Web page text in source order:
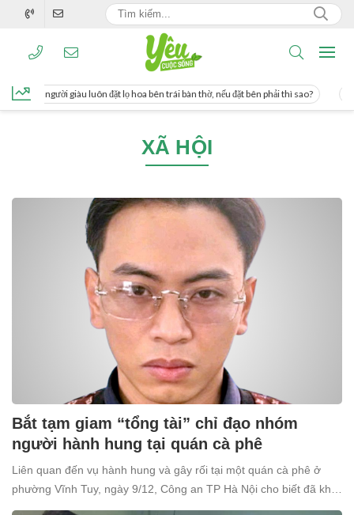
người giàu luôn đặt lọ hoa bên trái bàn thờ, nếu đặt bên phải thì sao?
XÃ HỘI
Bắt tạm giam “tổng tài” chỉ đạo nhóm
người hành hung tại quán cà phê
Liên quan đến vụ hành hung và gây rối tại một quán cà phê ở
phường Vĩnh Tuy, ngày 9/12, Công an TP Hà Nội cho biết đã khởi
tố và bắt tạm giam Nguyễn Văn Thiên (SN 1998, trú tại xã Ô